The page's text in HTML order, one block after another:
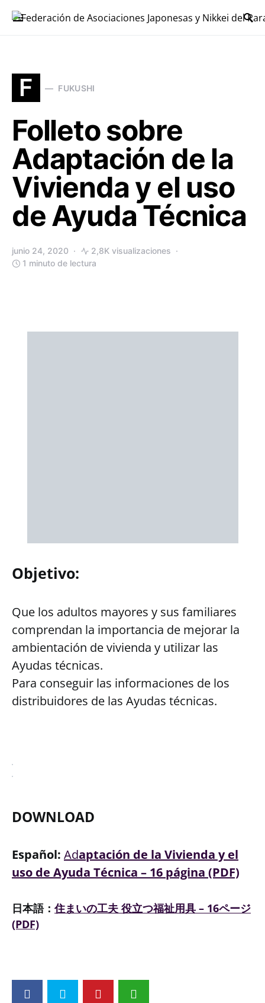
Buscar:
F FUKUSHI
Folleto sobre
Adaptación de la
Vivienda y el uso
de Ayuda Técnica
junio 24, 2020
2,8K visualizaciones
1 minuto de lectura
Objetivo:
Que los adultos mayores y sus familiares
comprendan la importancia de mejorar la
ambientación de vivienda y utilizar las
Ayudas técnicas.
Para conseguir las informaciones de los
distribuidores de las Ayudas técnicas.
DOWNLOAD
Español: Adaptación de la Vivienda y el
uso de Ayuda Técnica – 16 página (PDF)
日本語：住まいの工夫 役立つ福祉用具 – 16ページ
(PDF)